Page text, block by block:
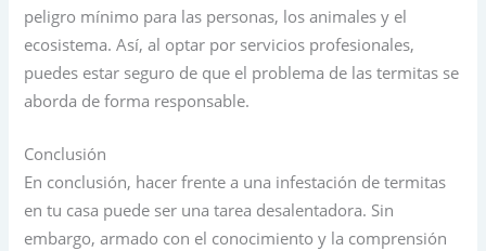
peligro mínimo para las personas, los animales y el
ecosistema. Así, al optar por servicios profesionales,
puedes estar seguro de que el problema de las termitas se
aborda de forma responsable.
Conclusión
En conclusión, hacer frente a una infestación de termitas
en tu casa puede ser una tarea desalentadora. Sin
embargo, armado con el conocimiento y la comprensión